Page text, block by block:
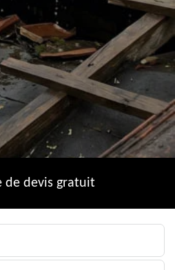
de devis gratuit